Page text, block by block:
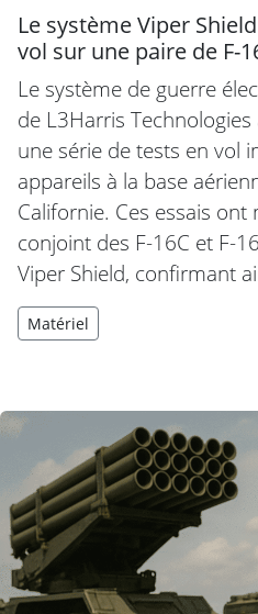
Le système Viper
vol sur une paire de F-
Le système de guerre
de L3Harris
une série de tests en vol
appareils à la base
Californie. Ces essais
conjoint des F-16C et F-
Viper Shield, confirmant
Matériel